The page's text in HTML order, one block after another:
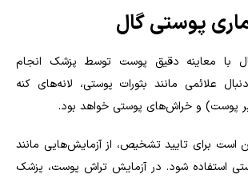
پوستی گال
با معاینه دقیق پوست توسط پزشک انجام
علائمی مانند بثورات پوستی، لانه‌های کنه
پوست) و خراش‌های پوستی خواهد بود.
است برای تایید تشخیص، از آزمایش‌هایی مانند
استفاده شود. در آزمایش تراش پوست، پزشک